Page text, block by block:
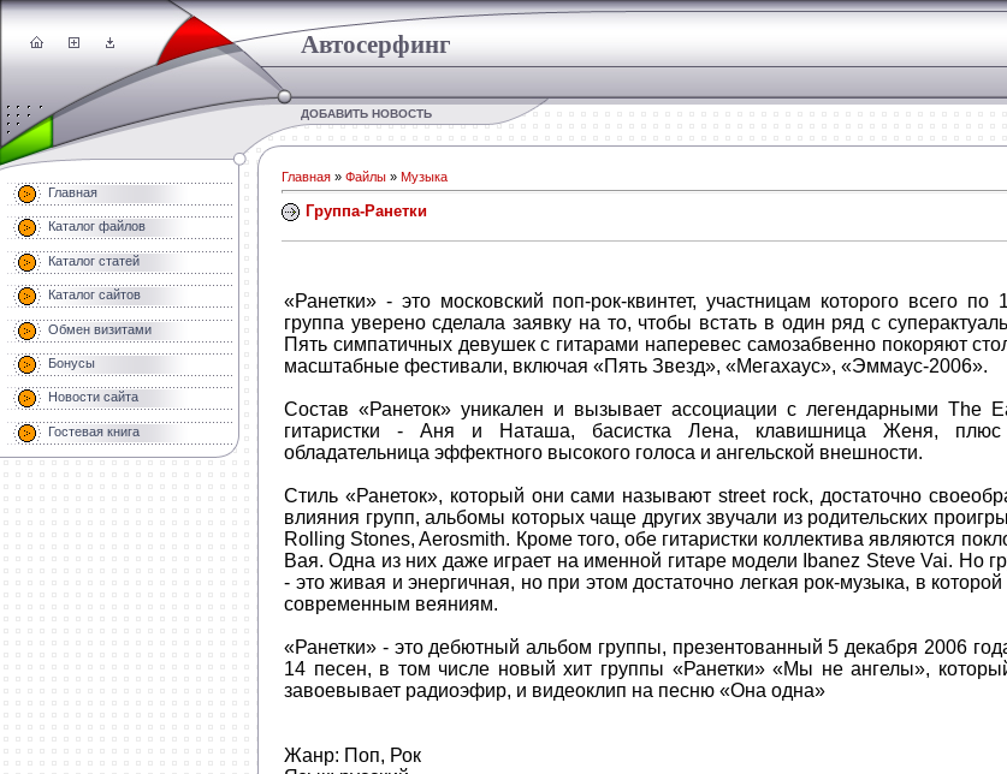
Автосерфинг
ДОБАВИТЬ НОВОСТЬ
Главная
Каталог файлов
Каталог статей
Каталог сайтов
Обмен визитами
Бонусы
Новости сайта
Гостевая книга
Главная » Файлы » Музыка
Группа-Ранетки
«Ранетки» - это московский поп-рок-квинтет, участницам которого всего по
группа уверено сделала заявку на то, чтобы встать в один ряд с
Пять симпатичных девушек с гитарами наперевес самозабвенно покоряют
масштабные фестивали, включая «Пять Звезд», «Мегахаус», «Эммаус-2006».
Состав «Ранеток» уникален и вызывает ассоциации с легендарными The
гитаристки - Аня и Наташа, басистка Лена, клавишница Женя,
обладательница эффектного высокого голоса и ангельской внешности.
Стиль «Ранеток», который они сами называют street rock, достаточно
влияния групп, альбомы которых чаще других звучали из родительских
Rolling Stones, Aerosmith. Кроме того, обе гитаристки коллектива являются
Вая. Одна из них даже играет на именной гитаре модели Ibanez Steve Vai. Но
- это живая и энергичная, но при этом достаточно легкая рок-музыка, в
современным веяниям.
«Ранетки» - это дебютный альбом группы, презентованный 5 декабря 2006
14 песен, в том числе новый хит группы «Ранетки» «Мы не ангелы»,
завоевывает радиоэфир, и видеоклип на песню «Она одна»
Жанр: Поп, Рок